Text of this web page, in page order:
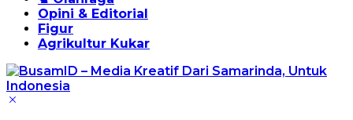
Opini & Editorial
Figur
Agrikultur Kukar